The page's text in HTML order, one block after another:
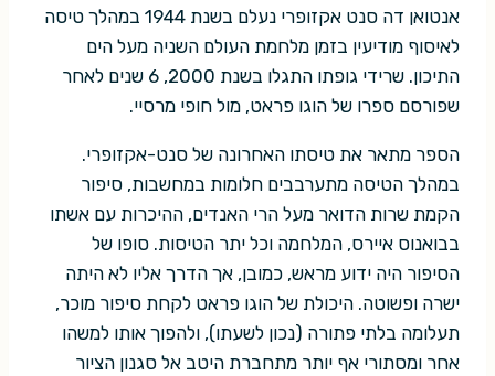
אנטואן דה סנט אקזופרי נעלם בשנת 1944 במהלך טיסה
לאיסוף מודיעין בזמן מלחמת העולם השניה מעל הים
התיכון. שרידי גופתו התגלו בשנת 2000, 6 שנים לאחר
שפורסם ספרו של הוגו פראט, מול חופי מרסיי.
הספר מתאר את טיסתו האחרונה של סנט-אקזופרי.
במהלך הטיסה מתערבבים חלומות במחשבות, סיפור
הקמת שרות הדואר מעל הרי האנדים, ההיכרות עם אשתו
בבואנוס איירס, המלחמה וכל יתר הטיסות. סופו של
הסיפור היה ידוע מראש, כמובן, אך הדרך אליו לא היתה
ישרה ופשוטה. היכולת של הוגו פראט לקחת סיפור מוכר,
תעלומה בלתי פתורה (נכון לשעתו), ולהפוך אותו למשהו
אחר ומסתורי אף יותר מתחברת היטב אל סגנון הציור